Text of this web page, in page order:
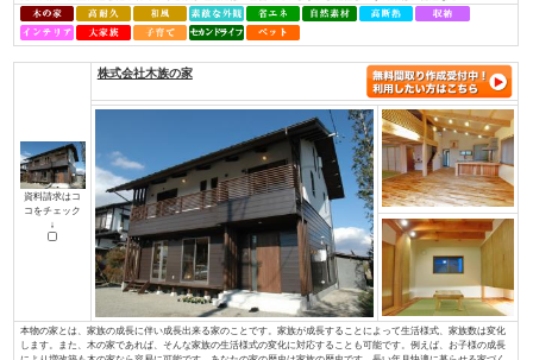
る。 日...
資料請求はコ
コをチェック
↓
（株）アットホーム四国